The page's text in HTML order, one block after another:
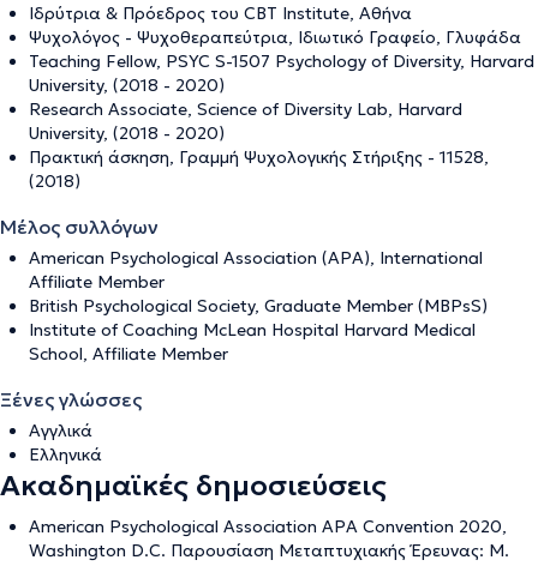
Iδρύτρια & Πρόεδρος του CBT Institute, Αθήνα
Ψυχολόγος - Ψυχοθεραπεύτρια, Ιδιωτικό Γραφείο, Γλυφάδα
Teaching Fellow, PSYC S-1507 Psychology of Diversity, Harvard
University, (2018 - 2020)
Research Associate, Science of Diversity Lab, Harvard
University, (2018 - 2020)
Πρακτική άσκηση, Γραμμή Ψυχολογικής Στήριξης - 11528,
(2018)
Μέλος συλλόγων
American Psychological Association (APA), International
Affiliate Member
British Psychological Society, Graduate Member (MBPsS)
Institute of Coaching McLean Hospital Harvard Medical
School, Affiliate Member
Ξένες γλώσσες
Αγγλικά
Ελληνικά
Ακαδημαϊκές δημοσιεύσεις
American Psychological Association APA Convention 2020,
Washington D.C. Παρουσίαση Μεταπτυχιακής Έρευνας: M.